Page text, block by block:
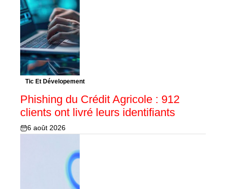
Tic Et Dévelopement
Phishing du Crédit Agricole : 912
clients ont livré leurs identifiants
6 août 2026